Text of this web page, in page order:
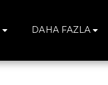
DAHA FAZLA